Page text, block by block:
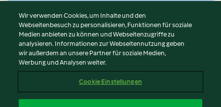
Nutzungsbedingungen
Datenschutzrichtlinien
Disclaimer
Impressum
Cookies
Abo kündigen
Wir verwenden Cookies, um Inhalte und den
Webseitenbesuch zu personalisieren, Funktionen für soziale
Medien anbieten zu können und Webseitenzugriffe zu
analysieren. Informationen zur Webseitennutzung geben
wir außerdem an unsere Partner für soziale Medien,
Werbung und Analysen weiter.
Cookie Einstellungen